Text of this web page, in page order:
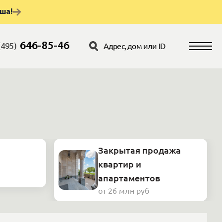
646-85-46
Закрытая продажа
квартир и
апартаментов
от 26 млн руб